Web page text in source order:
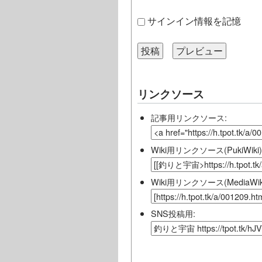
サインイン情報を記憶
リンクソース
記事用リンクソース:
Wiki用リンクソース
Wiki用リンクソース
SNS投稿用: